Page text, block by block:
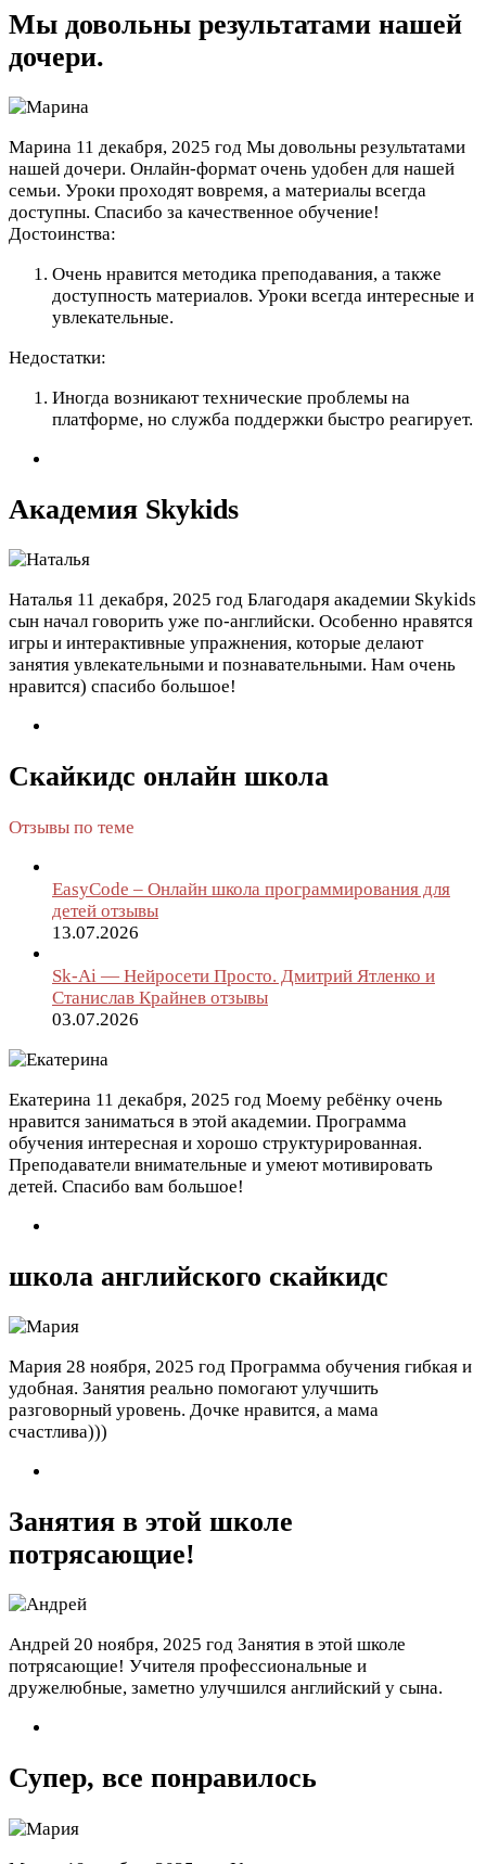
Мы довольны результатами нашей
дочери.
Марина 11 декабря, 2025 год Мы довольны результатами
нашей дочери. Онлайн-формат очень удобен для нашей
семьи. Уроки проходят вовремя, а материалы всегда
доступны. Спасибо за качественное обучение!
Достоинства:
Очень нравится методика преподавания, а также
доступность материалов. Уроки всегда интересные и
увлекательные.
Недостатки:
Иногда возникают технические проблемы на
платформе, но служба поддержки быстро реагирует.
Академия Skykids
Наталья 11 декабря, 2025 год Благодаря академии Skykids
сын начал говорить уже по-английски. Особенно нравятся
игры и интерактивные упражнения, которые делают
занятия увлекательными и познавательными. Нам очень
нравится) спасибо большое!
Скайкидс онлайн школа
Отзывы по теме
EasyCode – Онлайн школа программирования для
детей отзывы
13.07.2026
Sk-Ai — Нейросети Просто. Дмитрий Ятленко и
Станислав Крайнев отзывы
03.07.2026
Екатерина 11 декабря, 2025 год Моему ребёнку очень
нравится заниматься в этой академии. Программа
обучения интересная и хорошо структурированная.
Преподаватели внимательные и умеют мотивировать
детей. Спасибо вам большое!
школа английского скайкидс
Мария 28 ноября, 2025 год Программа обучения гибкая и
удобная. Занятия реально помогают улучшить
разговорный уровень. Дочке нравится, а мама
счастлива)))
Занятия в этой школе
потрясающие!
Андрей 20 ноября, 2025 год Занятия в этой школе
потрясающие! Учителя профессиональные и
дружелюбные, заметно улучшился английский у сына.
Супер, все понравилось